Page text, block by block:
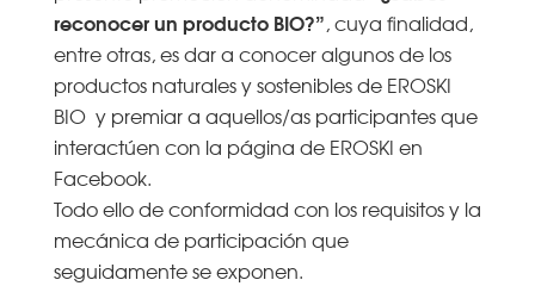
reconocer un producto BIO?”, cuya finalidad,
entre otras, es dar a conocer algunos de los
productos naturales y sostenibles de EROSKI
BIO y premiar a aquellos/as participantes que
interactúen con la página de EROSKI en
Facebook.
Todo ello de conformidad con los requisitos y la
mecánica de participación que
seguidamente se exponen.